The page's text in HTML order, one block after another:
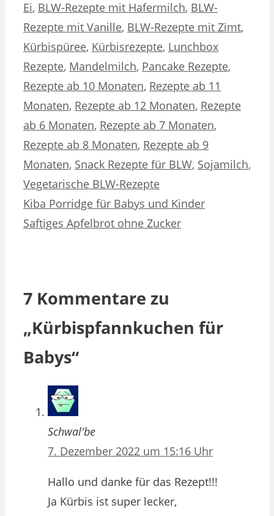
Ei, BLW-Rezepte mit Hafermilch, BLW-
Rezepte mit Vanille, BLW-Rezepte mit Zimt,
Kürbispüree, Kürbisrezepte, Lunchbox
Rezepte, Mandelmilch, Pancake Rezepte,
Rezepte ab 10 Monaten, Rezepte ab 11
Monaten, Rezepte ab 12 Monaten, Rezepte
ab 6 Monaten, Rezepte ab 7 Monaten,
Rezepte ab 8 Monaten, Rezepte ab 9
Monaten, Snack Rezepte für BLW, Sojamilch,
Vegetarische BLW-Rezepte
Kiba Porridge für Babys und Kinder
Saftiges Apfelbrot ohne Zucker
7 Kommentare zu
„Kürbispfannkuchen für
Babys“
Schwal'be
7. Dezember 2022 um 15:16 Uhr
Hallo und danke für das Rezept!!!
Ja Kürbis ist super lecker,